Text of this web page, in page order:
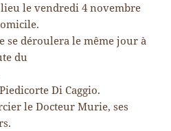
le vendredi 4 novembre
se déroulera le même jour à
du
Di Caggio.
le Docteur Murie, ses